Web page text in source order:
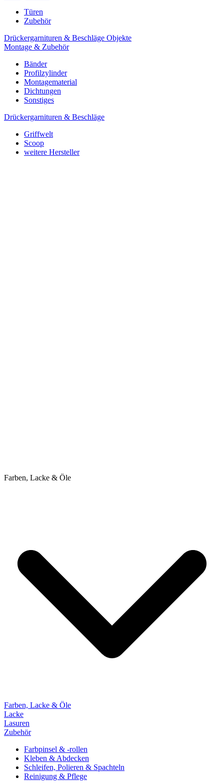
Türen
Zubehör
Drückergarnituren & Beschläge Objekte
Montage & Zubehör
Bänder
Profilzylinder
Montagematerial
Dichtungen
Sonstiges
Drückergarnituren & Beschläge
Griffwelt
Scoop
weitere Hersteller
Farben, Lacke & Öle
Farben, Lacke & Öle
Lacke
Lasuren
Zubehör
Farbpinsel & -rollen
Kleben & Abdecken
Schleifen, Polieren & Spachteln
Reinigung & Pflege